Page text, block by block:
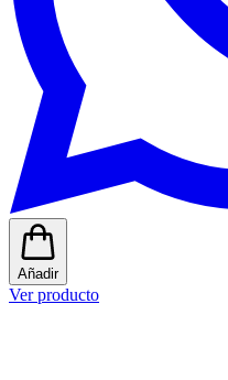
Añadir
Ver producto